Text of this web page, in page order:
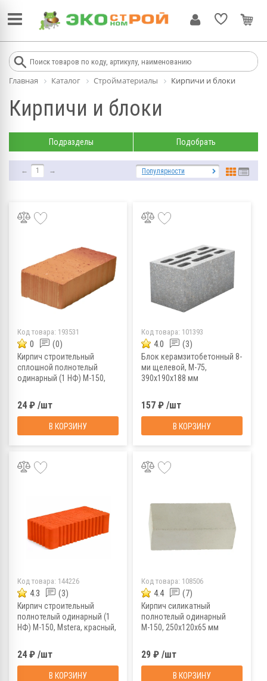
Главная Каталог Стройматериалы Кирпичи и блоки
Кирпичи и блоки
Подразделы Подобрать
← 1 → Популярности
Код товара: 193531
0 (0)
Кирпич строительный
сплошной полнотелый
одинарный (1 НФ) М-150,
250x120x65 мм
24 ₽ /шт
В КОРЗИНУ
Код товара: 101393
4.0 (3)
Блок керамзитобетонный 8-
ми щелевой, М-75,
390х190х188 мм
157 ₽ /шт
В КОРЗИНУ
Код товара: 144226
4.3 (3)
Кирпич строительный
полнотелый одинарный (1
НФ) М-150, Mstera, красный,
24 ₽ /шт
В КОРЗИНУ
Код товара: 108506
4.4 (7)
Кирпич силикатный
полнотелый одинарный
М-150, 250х120х65 мм
29 ₽ /шт
В КОРЗИНУ